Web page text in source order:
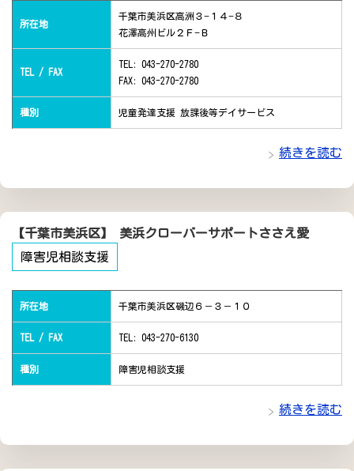
所在地
千葉市美浜区高洲３−１４−８
花澤高州ビル２Ｆ−Ｂ
TEL / FAX
TEL: 043-270-2780
FAX: 043-270-2780
種別 児童発達支援 放課後等デイサービス
続きを読む
【千葉市美浜区】 美浜クローバーサポートささえ愛
障害児相談支援
所在地 千葉市美浜区磯辺６－３－１０
TEL / FAX TEL: 043-270-6130
種別 障害児相談支援
続きを読む